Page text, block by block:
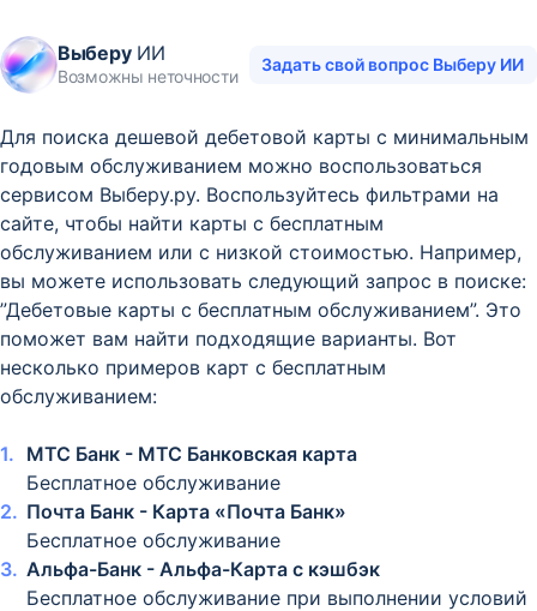
ВыберуИИ
Возможны неточности
Задать свой вопрос Выберу ИИ
Для поиска дешевой дебетовой карты с минимальным
годовым обслуживанием можно воспользоваться
сервисом Выберу.ру. Воспользуйтесь фильтрами на
сайте, чтобы найти карты с бесплатным
обслуживанием или с низкой стоимостью. Например,
вы можете использовать следующий запрос в поиске:
”Дебетовые карты с бесплатным обслуживанием”. Это
поможет вам найти подходящие варианты. Вот
несколько примеров карт с бесплатным
обслуживанием:
МТС Банк - МТС Банковская карта
Бесплатное обслуживание
Почта Банк - Карта «Почта Банк»
Бесплатное обслуживание
Альфа-Банк - Альфа-Карта с кэшбэк
Бесплатное обслуживание при выполнении условий